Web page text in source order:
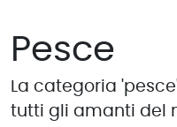
Pesce
La categoria
tutti gli amanti del